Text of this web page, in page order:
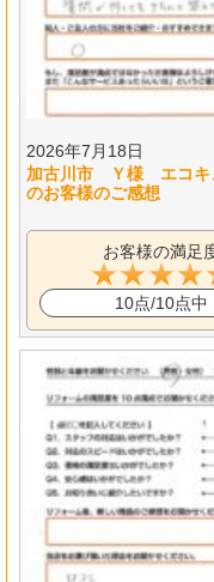
2026年7月18日
加古川市 Ｙ様 エコキ
のお客様のご感想
お客様の満足
10点/10点中